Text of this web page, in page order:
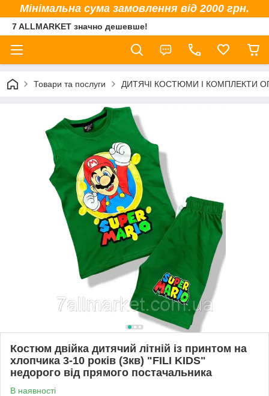
Мінімальна сума замовлення від 2000 грн.
7 ALLMARKET значно дешевше!
Товари та послуги ДИТЯЧІ КОСТЮМИ І КОМПЛЕКТИ
Костюм двійка дитячий літній із принтом на
хлопчика 3-10 років (3кв) "FILI KIDS"
недорого від прямого постачальника
В наявності